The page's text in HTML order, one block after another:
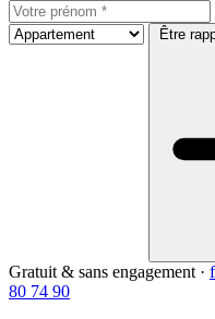
Être
Gratuit & sans engagement ·
80 74 90